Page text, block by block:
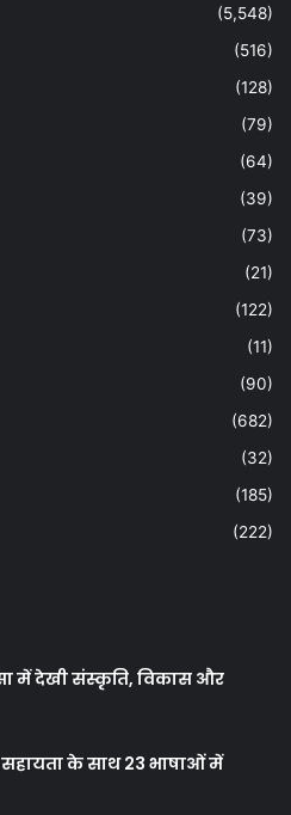
(5,548)
(516)
(128)
(79)
(64)
(39)
(73)
(21)
(122)
(11)
(90)
(682)
(32)
(185)
(222)
में देखी संस्कृति, विकास और
के साथ 23 भाषाओं में